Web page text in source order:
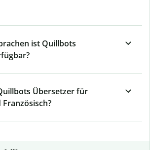
ist Quillbots
Übersetzer für